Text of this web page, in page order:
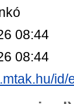
08:44
08:44
id/